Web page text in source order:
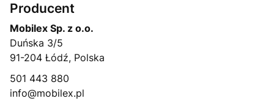
Producent
Mobilex Sp. z o.o.
Duńska 3/5
91-204 Łódź, Polska
501 443 880
info@mobilex.pl